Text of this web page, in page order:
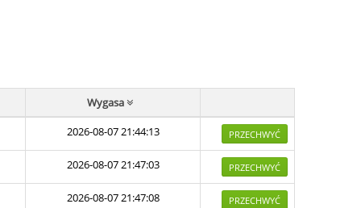
Wygasa
2026-08-07 21:44:13 PRZECHWYĆ
2026-08-07 21:47:03 PRZECHWYĆ
2026-08-07 21:47:08 PRZECHWYĆ